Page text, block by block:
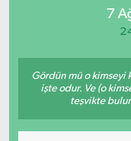
7
Gördün mü o kimseyi
işte odur. Ve (o
teşvikte
Çavdarhisar
Dumlupınar